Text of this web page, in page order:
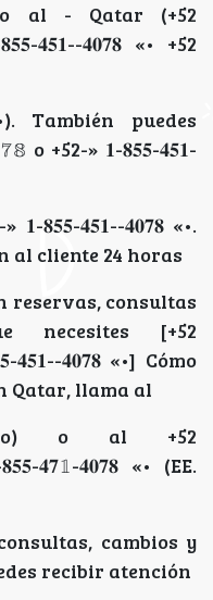
o al - Qatar (+52
𝟒𝟓𝟏--𝟒𝟎𝟕𝟖 «• +52
También puedes
o +52-» 𝟏-𝟖𝟓𝟓-𝟒𝟓𝟏-
𝟏-𝟖𝟓𝟓-𝟒𝟓𝟏--𝟒𝟎𝟕𝟖 «•.
al cliente 24 horas
reservas, consultas
necesites [+52
𝟒𝟓𝟏--𝟒𝟎𝟕𝟖 «•] Cómo
Qatar, llama al
o al +52
𝟒𝟕𝟙-𝟒𝟎𝟕𝟖 «• (EE.
cambios y
recibir atención